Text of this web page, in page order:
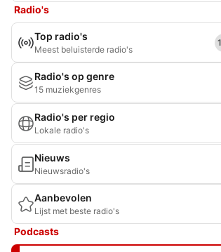
Radio's
Top radio's
Meest beluisterde radio's
Radio's op genre
15 muziekgenres
Radio's per regio
Lokale radio's
Nieuws
Nieuwsradio's
Aanbevolen
Lijst met beste radio's
Podcasts